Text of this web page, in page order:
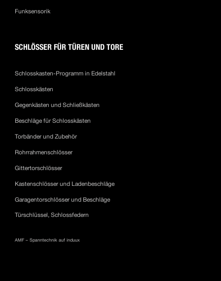
Funksensorik
SCHLÖSSER FÜR TÜREN UND TORE
Schlosskasten-Programm in Edelstahl
Schlosskästen
Gegenkästen und Schließkästen
Beschläge für Schlosskästen
Torbänder und Zubehör
Rohrrahmenschlösser
Gittertorschlösser
Kastenschlösser und Ladenbeschläge
Garagentorschlösser und Beschläge
Türschlüssel, Schlossfedern
AMF – Spanntechnik auf induux